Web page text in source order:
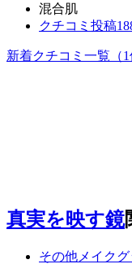
混合肌
クチコミ投稿
新着クチコミ一覧 （
真実を映す鏡
その他メイク